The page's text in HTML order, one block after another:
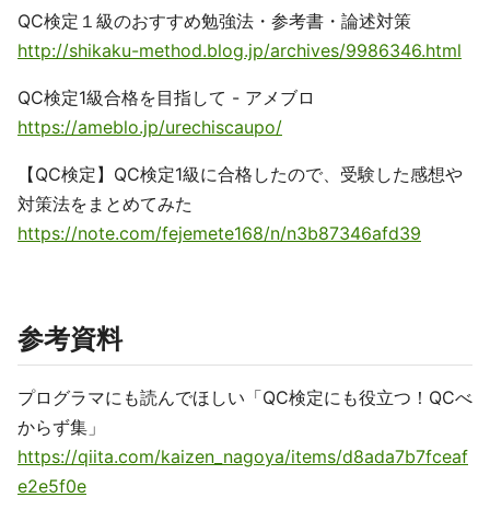
QC検定１級のおすすめ勉強法・参考書・論述対策
http://shikaku-method.blog.jp/archives/9986346.html
QC検定1級合格を目指して - アメブロ
https://ameblo.jp/urechiscaupo/
【QC検定】QC検定1級に合格したので、受験した感想や
対策法をまとめてみた
https://note.com/fejemete168/n/n3b87346afd39
参考資料
プログラマにも読んでほしい「QC検定にも役立つ！QCべ
からず集」
https://qiita.com/kaizen_nagoya/items/d8ada7b7fceaf
e2e5f0e